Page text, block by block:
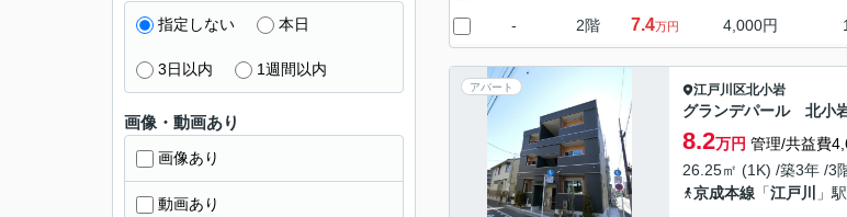
- 2階 7.4万円 4,000円
アパート 江戸川区北小岩
グランデパール 北小
8.2万円 管理/共益費
26.25㎡ (1K) /築3年 /3
京成本線 「江戸川 」
指定しない 本日
3日以内 1週間以内
画像・動画あり
画像あり
動画あり